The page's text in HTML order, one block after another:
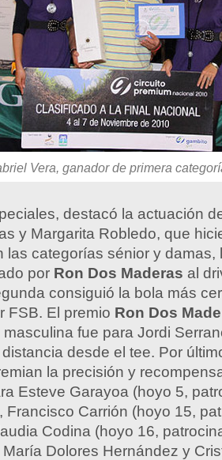
Vera, ganador de primera
destacó la actuación
y Margarita Robledo, que
las categorías sénior y damas,
por Ron Dos Maderas al
consiguió la bola más
FSB. El premio Ron Dos
masculina fue para Jordi
desde el tee. Por
la precisión y
Esteve Garayoa (hoyo 5,
Francisco Carrión (hoyo 15,
Codina (hoyo 16,
María Dolores Hernández y